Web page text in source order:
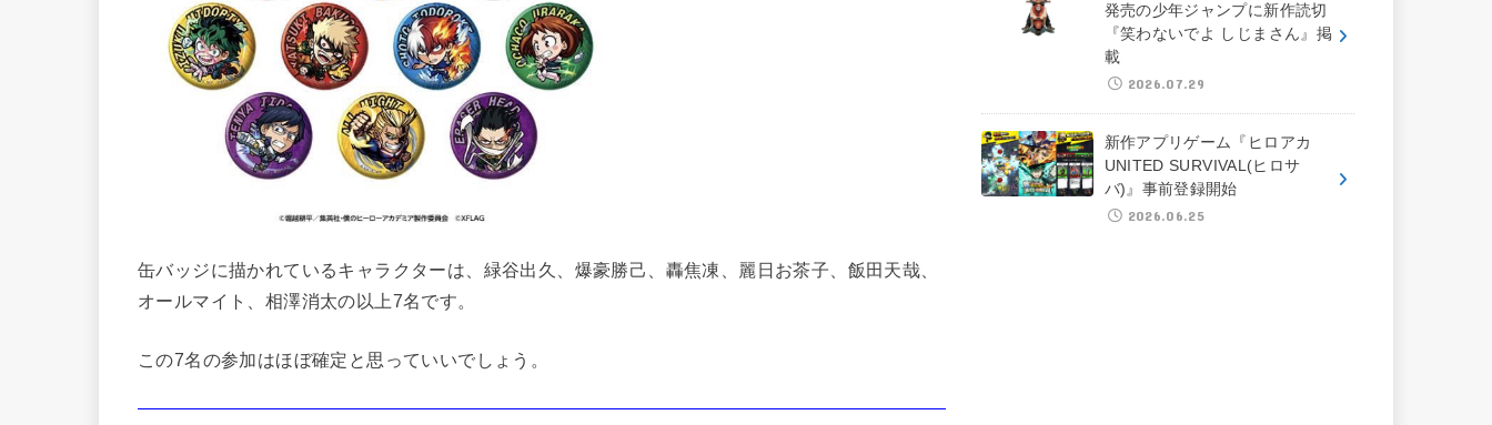
缶バッジに描かれているキャラクターは、緑谷出久、爆豪勝己、轟焦凍、麗日お茶子、飯田天哉、
オールマイト、相澤消太の以上7名です。
この7名の参加はほぼ確定と思っていいでしょう。
発売の少年ジャンプに新作読切
『笑わないでよ しじまさん』掲
載
2026.07.29
新作アプリゲーム『ヒロアカ
UNITED SURVIVAL(ヒロサ
バ)』事前登録開始
2026.06.25